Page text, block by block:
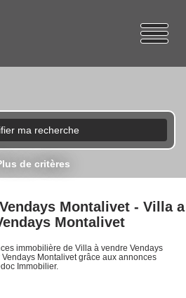
ma recherche
de critères
Montalivet - Villa a
Montalivet
immobilière de Villa à vendre Vendays
Montalivet grâce aux annonces
Immobilier.